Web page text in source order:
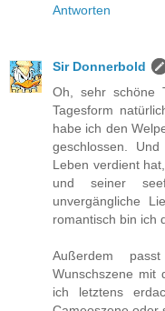
Antworten
Sir Donnerbold
Oh, sehr schöne
Tagesform
habe ich den
geschlossen.
Leben verdient
und seiner
unvergängliche
romantisch bin ich
Außerdem
Wunschszene mit
ich letztens